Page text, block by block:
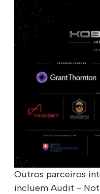
Outros parceiros
incluem Audit -